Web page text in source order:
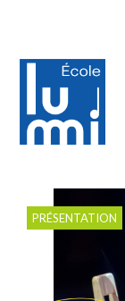
PRÉSENTATION